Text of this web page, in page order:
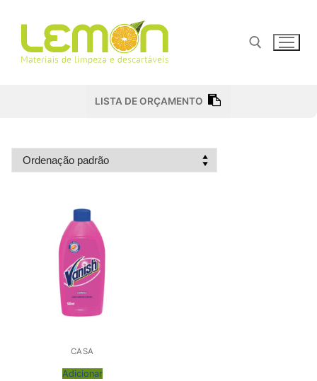
para
conteúdo
Pesquisar por:
LISTA DE ORÇAMENTO
CASA
Adicionar